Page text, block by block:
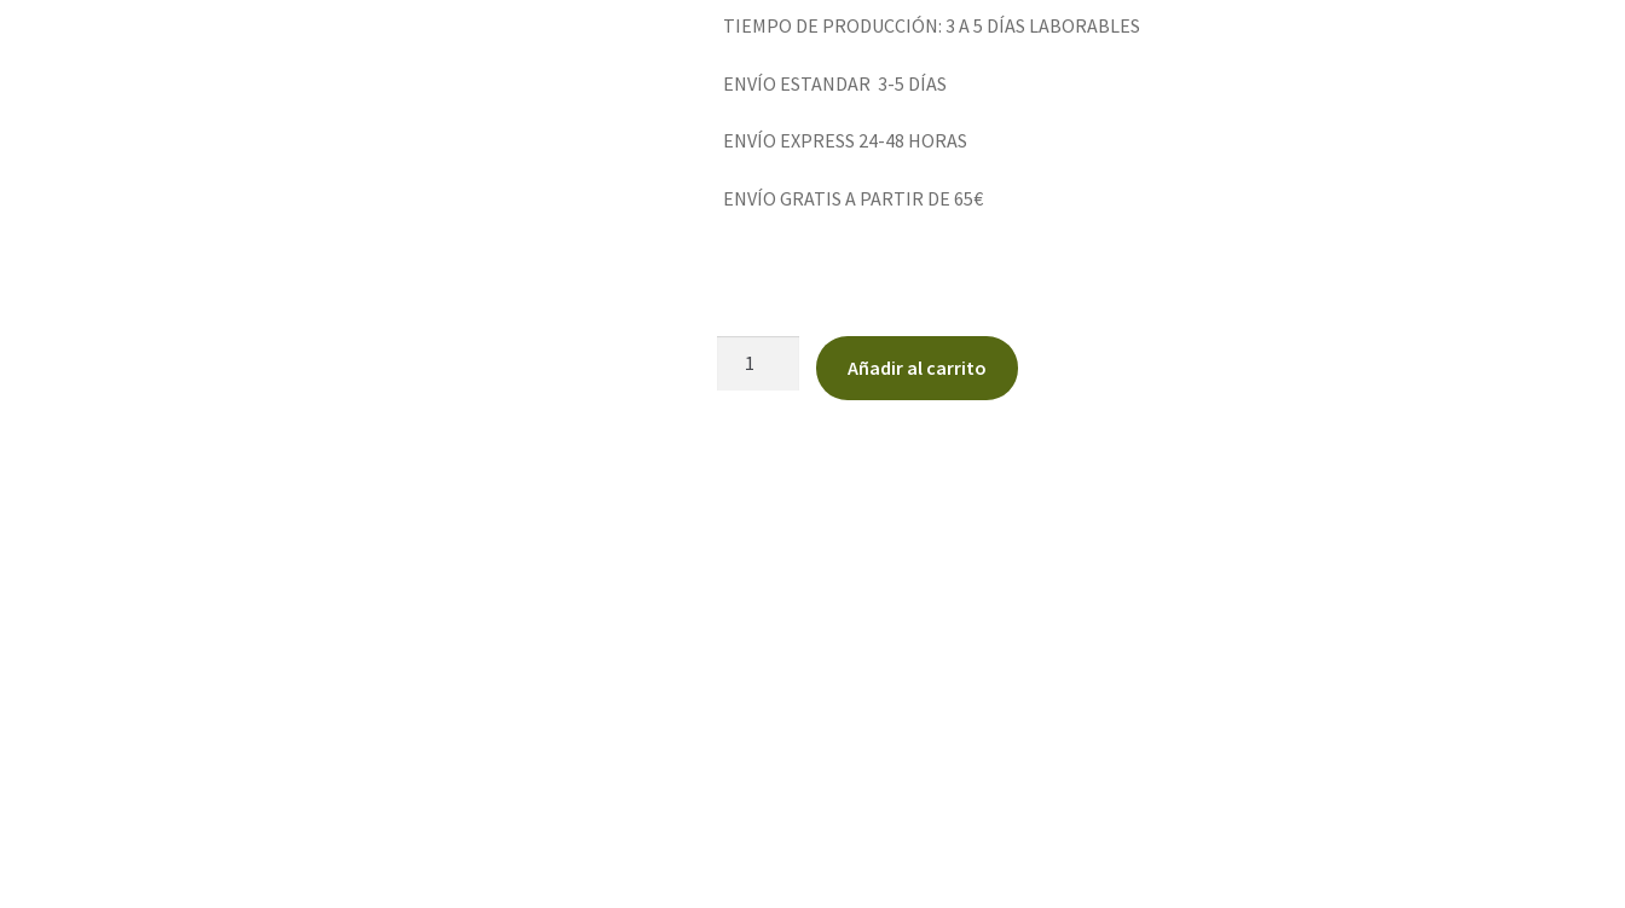
TIEMPO DE PRODUCCIÓN: 3 A 5 DÍAS LABORABLES
ENVÍO ESTANDAR 3-5 DÍAS
ENVÍO EXPRESS 24-48 HORAS
ENVÍO GRATIS A PARTIR DE 65€
Añadir al carrito